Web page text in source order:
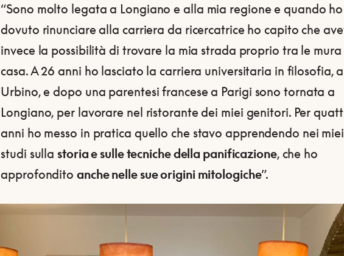
“Sono molto legata a Longiano e alla mia regione e quando ho
dovuto rinunciare alla carriera da ricercatrice ho capito che
invece la possibilità di trovare la mia strada proprio tra le mura
casa. A 26 anni ho lasciato la carriera universitaria in filosofia, a
Urbino, e dopo una parentesi francese a Parigi sono tornata a
Longiano, per lavorare nel ristorante dei miei genitori. Per
anni ho messo in pratica quello che stavo apprendendo nei miei
studi sullastoria e sulle tecniche della panificazione, che ho
approfondito anche nelle sue origini mitologiche”.